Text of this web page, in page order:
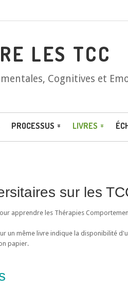
LES TCC
Cognitives et
PROCESSUS LIVRES
sur les
apprendre les Thérapies
un même livre indique la disponibilité
papier.